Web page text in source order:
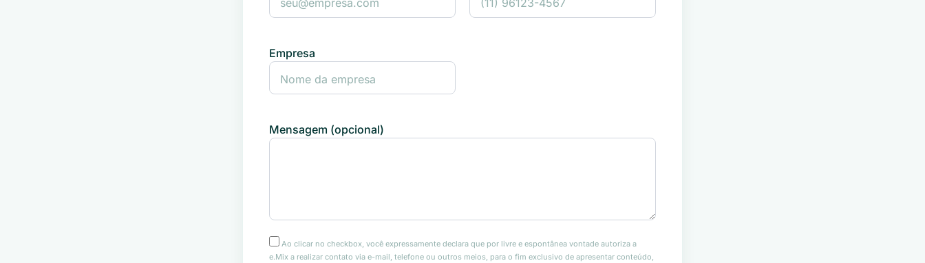
Empresa
Mensagem (opcional)
Ao clicar no checkbox, você expressamente declara que por livre e espontânea vontade autoriza a
e.Mix a realizar contato via e-mail, telefone ou outros meios, para o fim exclusivo de apresentar conteúdo,